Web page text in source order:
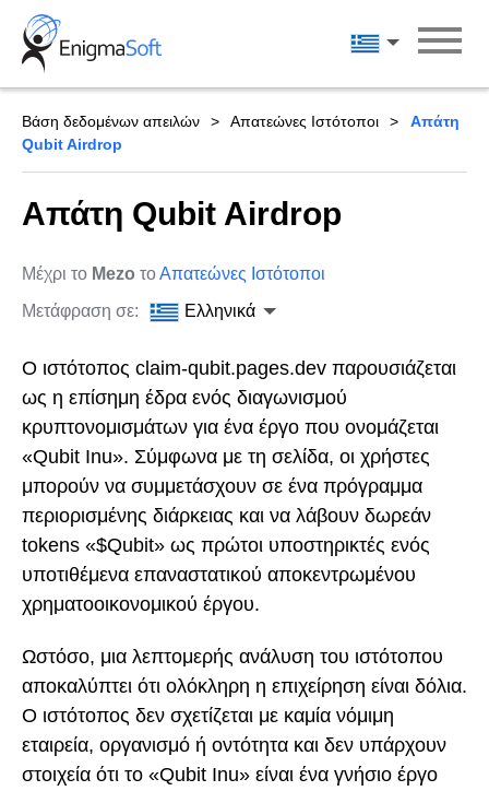
Skip
content
Ελληνικά
Βάση δεδομένων απειλών Απατεώνες Ιστότοποι
Απάτη
Qubit Airdrop
Απάτη Qubit Airdrop
Μέχρι το Mezo τοΑπατεώνες Ιστότοποι
Μετάφραση σε:
Ελληνικά
Ο ιστότοπος claim-qubit.pages.dev παρουσιάζεται
ως η επίσημη έδρα ενός διαγωνισμού
κρυπτονομισμάτων για ένα έργο που ονομάζεται
«Qubit Inu». Σύμφωνα με τη σελίδα, οι χρήστες
μπορούν να συμμετάσχουν σε ένα πρόγραμμα
περιορισμένης διάρκειας και να λάβουν δωρεάν
tokens «$Qubit» ως πρώτοι υποστηρικτές ενός
υποτιθέμενα επαναστατικού αποκεντρωμένου
χρηματοοικονομικού έργου.
Ωστόσο, μια λεπτομερής ανάλυση του ιστότοπου
αποκαλύπτει ότι ολόκληρη η επιχείρηση είναι δόλια.
Ο ιστότοπος δεν σχετίζεται με καμία νόμιμη
εταιρεία, οργανισμό ή οντότητα και δεν υπάρχουν
στοιχεία ότι το «Qubit Inu» είναι ένα γνήσιο έργο